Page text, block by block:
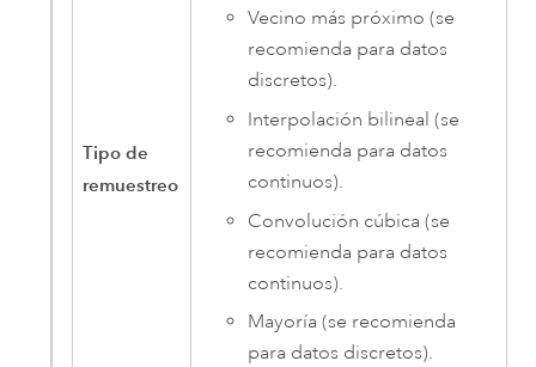
Tipo de
remuestreo
Vecino más próximo (se
recomienda para datos
discretos).
Interpolación bilineal (se
recomienda para datos
continuos).
Convolución cúbica (se
recomienda para datos
continuos).
Mayoría (se recomienda
para datos discretos).